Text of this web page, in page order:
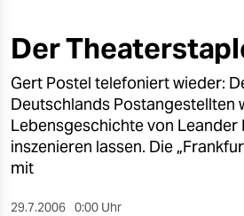
öko
gesellschaft
kultur
sport
Der
Gert Postel telefoniert wieder:
Deutschlands Postangestellten
Lebensgeschichte von Leander
inszenieren lassen. Die
mit
29.7.2006 0:00 Uhr